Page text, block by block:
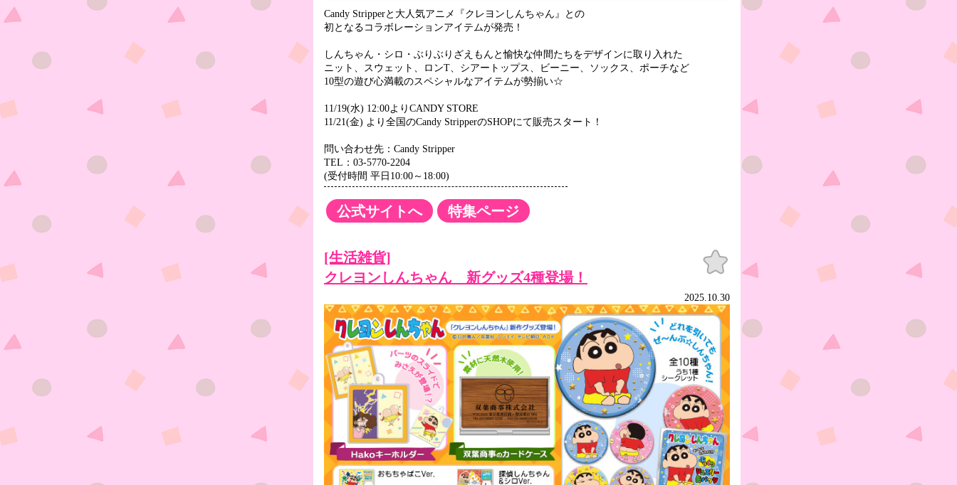
Candy Stripperと大人気アニメ『クレヨンしんちゃん』との
初となるコラボレーションアイテムが発売！
しんちゃん・シロ・ぶりぶりざえもんと愉快な仲間たちをデザインに取り入れた
ニット、スウェット、ロンT、シアートップス、ビーニー、ソックス、ポーチなど
10型の遊び心満載のスペシャルなアイテムが勢揃い☆
11/19(水) 12:00よりCANDY STORE
11/21(金) より全国のCandy StripperのSHOPにて販売スタート！
問い合わせ先：Candy Stripper
TEL：03-5770-2204
(受付時間 平日10:00～18:00)
公式サイトへ 特集ページ
[生活雑貨]
クレヨンしんちゃん 新グッズ4種登場！
お気
に入
2025.10.30